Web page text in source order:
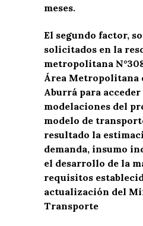
meses.
El segundo factor,
solicitados en la
metropolitana
Área Metropolitana
Aburrá para acceder
modelaciones del
modelo de
resultado la
demanda, insumo
el desarrollo de la
requisitos
actualización del
Transporte